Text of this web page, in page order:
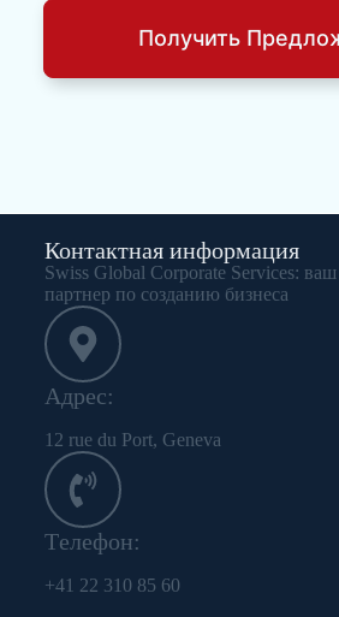
Получить
Контактная информация
Swiss Global Corporate Services:
партнер по созданию бизнеса
Aдрес:
12 rue du Port, Geneva
Tелефон:
+41 22 310 85 60